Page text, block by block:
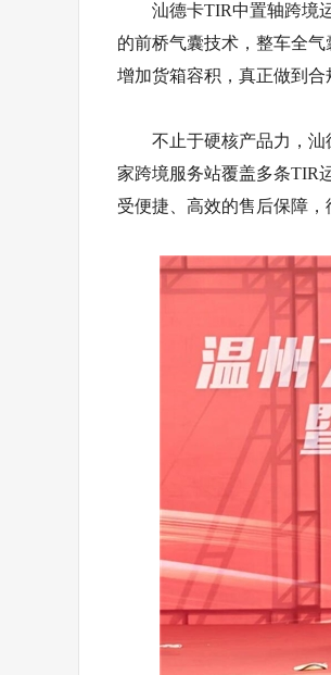
汕德卡TIR中置轴跨境
的前桥气囊技术，整车全
增加货箱容积，真正做到合
不止于硬核产品力，
家跨境服务站覆盖多条TIR
受便捷、高效的售后保障，